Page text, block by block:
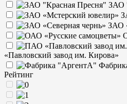
ЗАО
ЗАО
«Павловский завод им. Кирова»
Рейтинг